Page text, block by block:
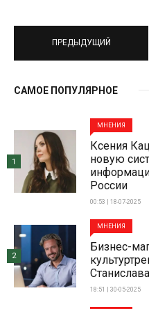
ПРЕДЫДУЩИЙ
САМОЕ ПОПУЛЯРНОЕ
МНЕНИЯ
Ксения
новую
России
00:53 | 18-07-2025
1
МНЕНИЯ
Бизнес-
18:51 | 30-05-2025
2